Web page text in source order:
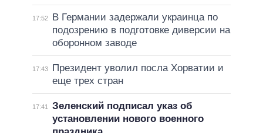
17:52
В Германии задержали украинца по
подозрению в подготовке диверсии на
оборонном заводе
17:43
Президент уволил посла Хорватии и
еще трех стран
17:41
Зеленский подписал указ об
установлении нового военного